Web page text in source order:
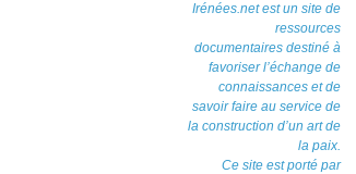
Irénées.net est un site de
ressources
documentaires destiné à
favoriser l’échange de
connaissances et de
savoir faire au service de
la construction d’un art de
la paix.
Ce site est porté par